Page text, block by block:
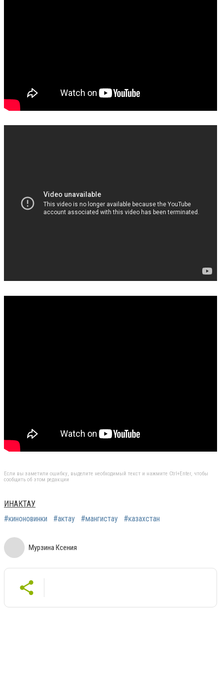
Если вы заметили ошибку, выделите необходимый текст и нажмите Ctrl+Enter, чтобы
сообщить об этом редакции
ИНАКТАУ
#киноновинки
#актау #мангистау #казахстан
Мурзина Ксения